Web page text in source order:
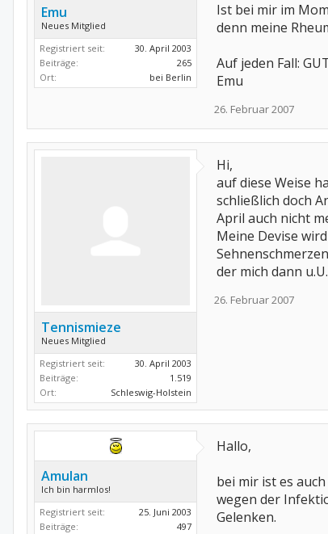
Emu
Neues Mitglied
Registriert seit:
30. April 2003
Beiträge:
265
Ort:
bei Berlin
Ist bei mir im
denn meine
Auf jeden Fall:
Emu
26. Februar 2007
Tennismieze
Neues Mitglied
Registriert seit:
30. April 2003
Beiträge:
1.519
Ort:
Schleswig-Holstein
Hi,
auf diese Weise
schließlich doch
April auch nicht
Meine Devise
der mich dann
26. Februar 2007
Amulan
Ich bin harmlos!
Registriert seit:
25. Juni 2003
Beiträge:
497
Hallo,
bei mir ist es
wegen der
Gelenken.